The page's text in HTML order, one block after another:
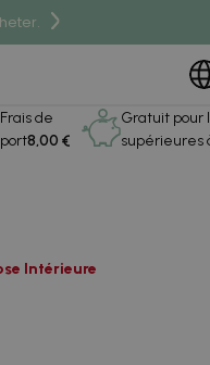
Frais de
port8,00 €
Gratuit pour
supérieures
Intérieure